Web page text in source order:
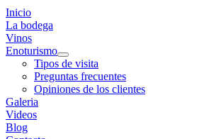
Inicio
La bodega
Vinos
Enoturismo
Tipos de visita
Preguntas frecuentes
Opiniones de los clientes
Galeria
Videos
Blog